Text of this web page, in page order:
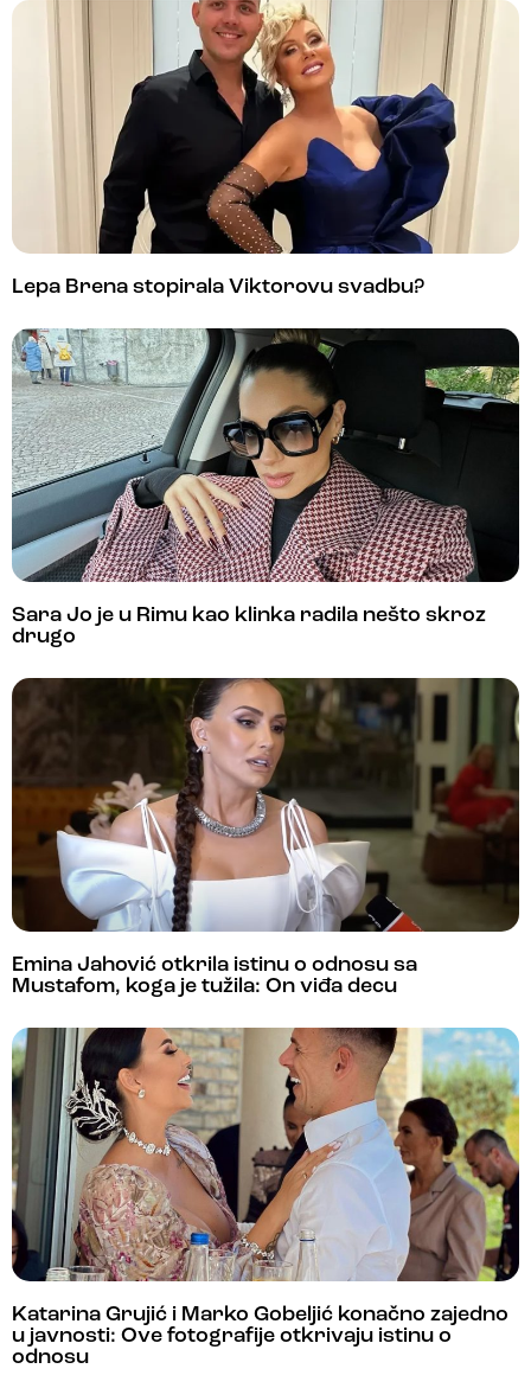
Lepa Brena stopirala Viktorovu svadbu?
Sara Jo je u Rimu kao klinka radila nešto skroz
drugo
Emina Jahović otkrila istinu o odnosu sa
Mustafom, koga je tužila: On viđa decu
Katarina Grujić i Marko Gobeljić konačno zajedno
u javnosti: Ove fotografije otkrivaju istinu o
odnosu